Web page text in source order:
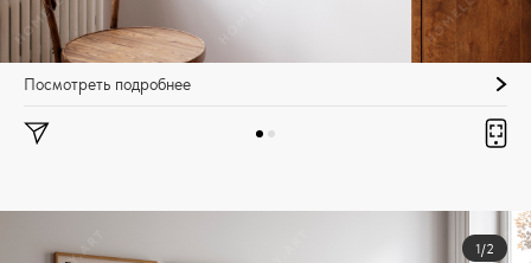
Посмотреть подробнее
1/2